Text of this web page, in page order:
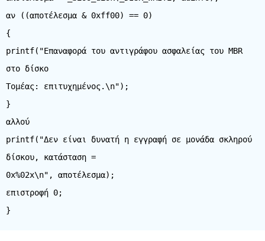
αν ((αποτέλεσμα & 0xff00) == 0)
{
printf("Επαναφορά του αντιγράφου ασφαλείας του MBR
στο δίσκο
Τομέας: επιτυχημένος.\n");
}
αλλού
printf("Δεν είναι δυνατή η εγγραφή σε μονάδα σκληρού
δίσκου, κατάσταση =
0x%02x\n", αποτέλεσμα);
επιστροφή 0;